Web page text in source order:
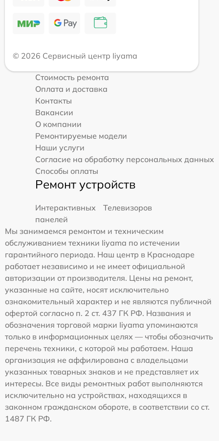
© 2026 Сервисный центр Iiyama
Стоимость ремонта
Оплата и доставка
Контакты
Вакансии
О компании
Ремонтируемые модели
Наши услуги
Согласие на обработку персональных данных
Способы оплаты
Ремонт устройств
Интерактивных
панелей
Телевизоров
Мы занимаемся ремонтом и техническим
обслуживанием техники Iiyama по истечении
гарантийного периода. Наш центр в Краснодаре
работает независимо и не имеет официальной
авторизации от производителя. Цены на ремонт,
указанные на сайте, носят исключительно
ознакомительный характер и не являются публичной
офертой согласно п. 2 ст. 437 ГК РФ. Названия и
обозначения торговой марки Iiyama упоминаются
только в информационных целях — чтобы обозначить
перечень техники, с которой мы работаем. Наша
организация не аффилирована с владельцами
указанных товарных знаков и не представляет их
интересы. Все виды ремонтных работ выполняются
исключительно на устройствах, находящихся в
законном гражданском обороте, в соответствии со ст.
1487 ГК РФ.